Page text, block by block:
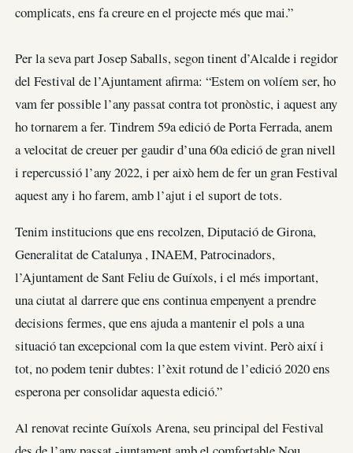
complicats, ens fa creure en el projecte més que mai.”
Per la seva part Josep Saballs, segon tinent d’Alcalde i regidor
del Festival de l’Ajuntament afirma: “Estem on volíem ser, ho
vam fer possible l’any passat contra tot pronòstic, i aquest any
ho tornarem a fer. Tindrem 59a edició de Porta Ferrada, anem
a velocitat de creuer per gaudir d’una 60a edició de gran nivell
i repercussió l’any 2022, i per això hem de fer un gran Festival
aquest any i ho farem, amb l’ajut i el suport de tots.
Tenim institucions que ens recolzen, Diputació de Girona,
Generalitat de Catalunya , INAEM, Patrocinadors,
l’Ajuntament de Sant Feliu de Guíxols, i el més important,
una ciutat al darrere que ens continua empenyent a prendre
decisions fermes, que ens ajuda a mantenir el pols a una
situació tan excepcional com la que estem vivint. Però així i
tot, no podem tenir dubtes: l’èxit rotund de l’edició 2020 ens
esperona per consolidar aquesta edició.”
Al renovat recinte Guíxols Arena, seu principal del Festival